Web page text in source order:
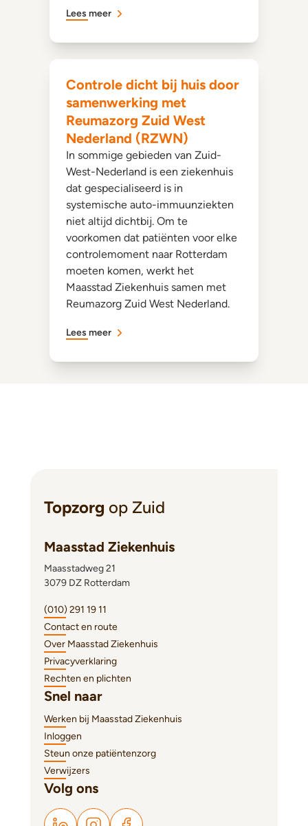
Lees meer
Controle dicht bij huis door
samenwerking met
Reumazorg Zuid West
Nederland (RZWN)
In sommige gebieden van Zuid-
West-Nederland is een ziekenhuis
dat gespecialiseerd is in
systemische auto-immuunziekten
niet altijd dichtbij. Om te
voorkomen dat patiënten voor elke
controlemoment naar Rotterdam
moeten komen, werkt het
Maasstad Ziekenhuis samen met
Reumazorg Zuid West Nederland.
Lees meer
Topzorg op Zuid
Maasstad Ziekenhuis
Maasstadweg 21
3079 DZ Rotterdam
(010) 291 19 11
Contact en route
Over Maasstad Ziekenhuis
Privacyverklaring
Rechten en plichten
Snel naar
Werken bij Maasstad Ziekenhuis
Inloggen
Steun onze patiëntenzorg
Verwijzers
Volg ons